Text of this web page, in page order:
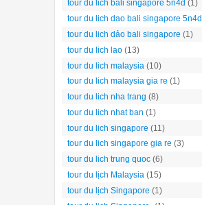
tour du lich bali singapore 5n4d (1)
tour du lich dao bali singapore 5n4d
tour du lich dảo bali singapore (1)
tour du lich lao (13)
tour du lich malaysia (10)
tour du lich malaysia gia re (1)
tour du lich nha trang (8)
tour du lich nhat ban (1)
tour du lich singapore (11)
tour du lich singapore gia re (3)
tour du lich trung quoc (6)
tour du lịch Malaysia (15)
tour du lịch Singapore (1)